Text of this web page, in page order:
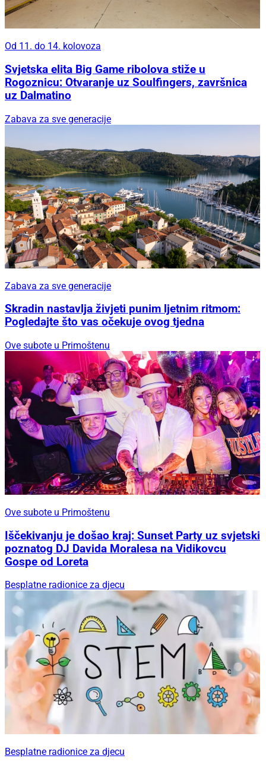
Od 11. do 14. kolovoza
Svjetska elita Big Game ribolova stiže u
Rogoznicu: Otvaranje uz Soulfingers, završnica
uz Dalmatino
Zabava za sve generacije
Zabava za sve generacije
Skradin nastavlja živjeti punim ljetnim ritmom:
Pogledajte što vas očekuje ovog tjedna
Ove subote u Primoštenu
Ove subote u Primoštenu
Iščekivanju je došao kraj: Sunset Party uz svjetski
poznatog DJ Davida Moralesa na Vidikovcu
Gospe od Loreta
Besplatne radionice za djecu
Besplatne radionice za djecu